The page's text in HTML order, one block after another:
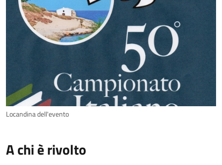
Locandina dell'evento
A chi è rivolto